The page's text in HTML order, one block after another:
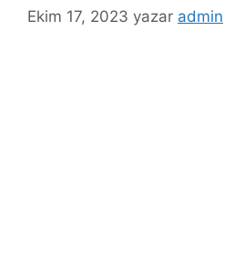
Ekim 17, 2023 yazar admin